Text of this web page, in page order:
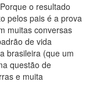
o resultado
pelos pais é a prova
muitas conversas
de vida
brasileira (que um
questão de
e muita